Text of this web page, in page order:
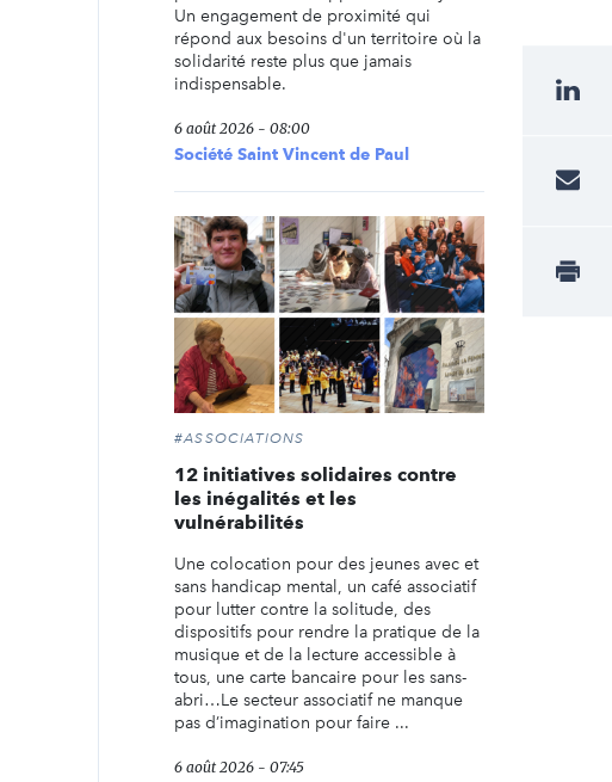
Un engagement de proximité qui
répond aux besoins d'un territoire où la
solidarité reste plus que jamais
indispensable.
6 août 2026 - 08:00
Société Saint Vincent de Paul
#ASSOCIATIONS
12 initiatives solidaires contre
les inégalités et les
vulnérabilités
Une colocation pour des jeunes avec et
sans handicap mental, un café associatif
pour lutter contre la solitude, des
dispositifs pour rendre la pratique de la
musique et de la lecture accessible à
tous, une carte bancaire pour les sans-
abri…Le secteur associatif ne manque
pas d’imagination pour faire ...
6 août 2026 - 07:45